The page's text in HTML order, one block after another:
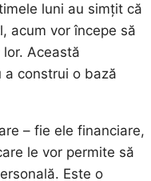
luni au simțit că
acum vor începe să
Această
construi o bază
– fie ele financiare,
le vor permite să
Este o